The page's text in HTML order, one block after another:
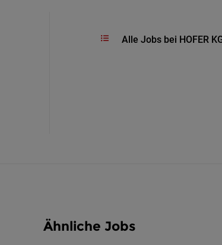
Alle Jobs bei HOFER
Ähnliche Jobs